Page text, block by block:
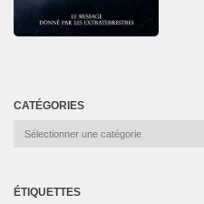
CATÉGORIES
Catégories
ÉTIQUETTES